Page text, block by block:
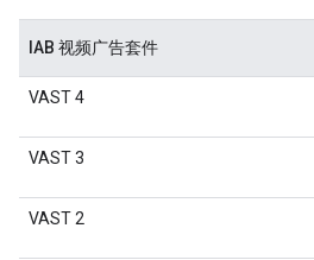
IAB 视频广告套件
VAST 4
VAST 3
VAST 2